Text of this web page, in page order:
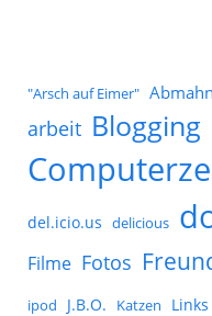
"Arsch auf Eimer"
arbeit Blogging
del.icio.us delicious
Filme Fotos
ipod J.B.O. Katzen Links